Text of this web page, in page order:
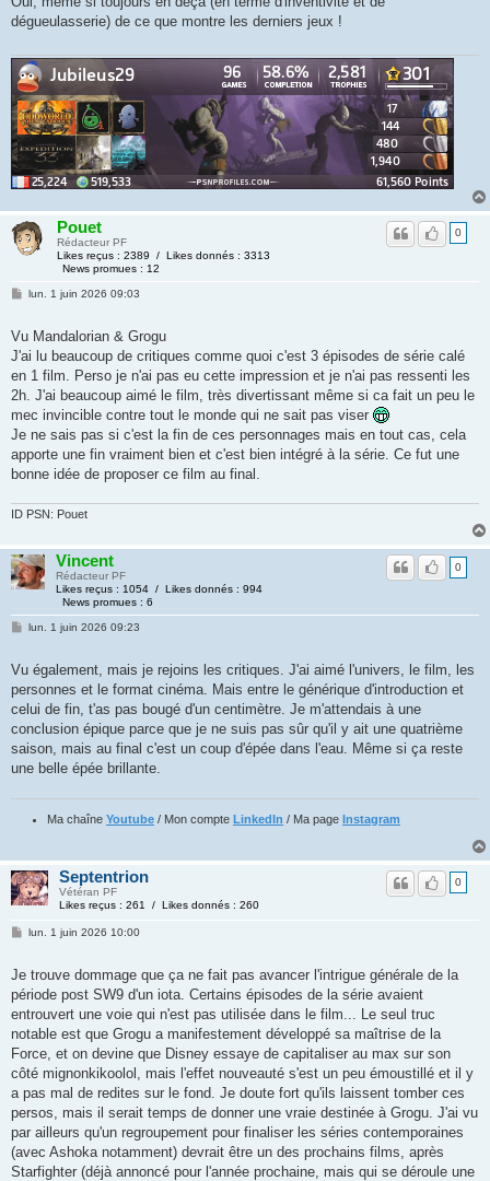
dégueulasserie) de ce que montre les derniers jeux !
Pouet
Rédacteur PF
Likes reçus : 2389 / Likes donnés : 3313
News promues : 12
0
lun. 1 juin 2026 09:03
Vu Mandalorian & Grogu
J'ai lu beaucoup de critiques comme quoi c'est 3 épisodes de série calé
en 1 film. Perso je n'ai pas eu cette impression et je n'ai pas ressenti les
2h. J'ai beaucoup aimé le film, très divertissant même si ca fait un peu le
mec invincible contre tout le monde qui ne sait pas viser
Je ne sais pas si c'est la fin de ces personnages mais en tout cas, cela
apporte une fin vraiment bien et c'est bien intégré à la série. Ce fut une
bonne idée de proposer ce film au final.
ID PSN: Pouet
Vincent
Rédacteur PF
Likes reçus : 1054 / Likes donnés : 994
News promues : 6
0
lun. 1 juin 2026 09:23
Vu également, mais je rejoins les critiques. J'ai aimé l'univers, le film, les
personnes et le format cinéma. Mais entre le générique d'introduction et
celui de fin, t'as pas bougé d'un centimètre. Je m'attendais à une
conclusion épique parce que je ne suis pas sûr qu'il y ait une quatrième
saison, mais au final c'est un coup d'épée dans l'eau. Même si ça reste
une belle épée brillante.
Ma chaîne Youtube / Mon compte LinkedIn / Ma page Instagram
Septentrion
Vétéran PF
Likes reçus : 261 / Likes donnés : 260
0
lun. 1 juin 2026 10:00
Je trouve dommage que ça ne fait pas avancer l'intrigue générale de la
période post SW9 d'un iota. Certains épisodes de la série avaient
entrouvert une voie qui n'est pas utilisée dans le film... Le seul truc
notable est que Grogu a manifestement développé sa maîtrise de la
Force, et on devine que Disney essaye de capitaliser au max sur son
côté mignonkikoolol, mais l'effet nouveauté s'est un peu émoustillé et il y
a pas mal de redites sur le fond. Je doute fort qu'ils laissent tomber ces
persos, mais il serait temps de donner une vraie destinée à Grogu. J'ai vu
par ailleurs qu'un regroupement pour finaliser les séries contemporaines
(avec Ashoka notamment) devrait être un des prochains films, après
Starfighter (déjà annoncé pour l'année prochaine, mais qui se déroule une